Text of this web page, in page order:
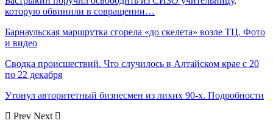
которую обвинили в совращении…
Барнаульская маршрутка сгорела «до скелета» возле ТЦ. Фото
и видео
Сводка происшествий. Что случилось в Алтайском крае с 20
по 22 декабря
Утонул авторитетный бизнесмен из лихих 90-х. Подробности
Prev Next